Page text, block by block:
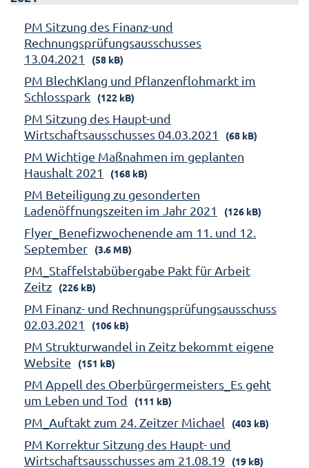
PM Sitzung des Finanz-und
Rechnungsprüfungsausschusses
13.04.2021
(58 kB)
PM BlechKlang und Pflanzenflohmarkt im
Schlosspark
(122 kB)
PM Sitzung des Haupt-und
Wirtschaftsausschusses 04.03.2021
(68 kB)
PM Wichtige Maßnahmen im geplanten
Haushalt 2021
(168 kB)
PM Beteiligung zu gesonderten
Ladenöffnungszeiten im Jahr 2021
(126 kB)
Flyer_Benefizwochenende am 11. und 12.
September
(3.6 MB)
PM_Staffelstabübergabe Pakt für Arbeit
Zeitz
(226 kB)
PM Finanz- und Rechnungsprüfungsausschuss
02.03.2021
(106 kB)
PM Strukturwandel in Zeitz bekommt eigene
Website
(151 kB)
PM Appell des Oberbürgermeisters_Es geht
um Leben und Tod
(111 kB)
PM_Auftakt zum 24. Zeitzer Michael (403 kB)
PM Korrektur Sitzung des Haupt- und
Wirtschaftsausschusses am 21.08.19
(19 kB)